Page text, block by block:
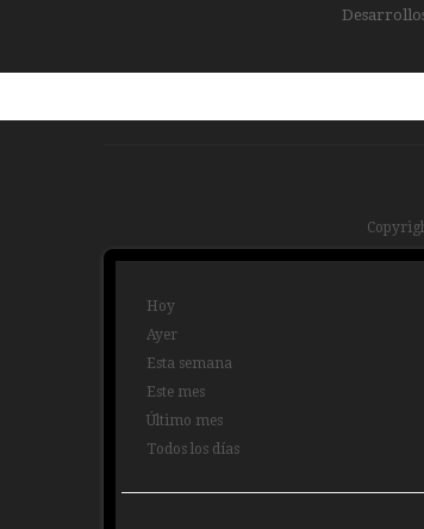
Hoy
Ayer
Esta semana
Este mes
Último mes
Todos los días